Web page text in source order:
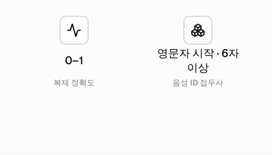
0–1
복제 정확도
영문자 시작 · 6자
이상
음성 ID 접두사